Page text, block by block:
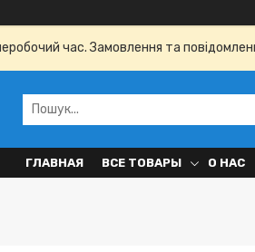
час. Замовлення та
ГЛАВНАЯ ВСЕ ТОВАРЫ О НАС